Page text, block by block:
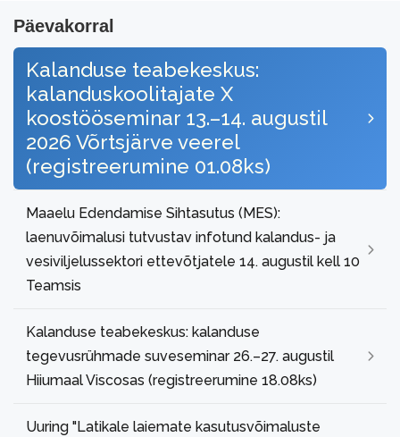
Päevakorral
Kalanduse teabekeskus:
kalanduskoolitajate X
koostööseminar 13.–14. augustil
2026 Võrtsjärve veerel
(registreerumine 01.08ks)
Maaelu Edendamise Sihtasutus (MES):
laenuvõimalusi tutvustav infotund kalandus- ja
vesiviljelussektori ettevõtjatele 14. augustil kell 10
Teamsis
Kalanduse teabekeskus: kalanduse
tegevusrühmade suveseminar 26.–27. augustil
Hiiumaal Viscosas (registreerumine 18.08ks)
Uuring "Latikale laiemate kasutusvõimaluste